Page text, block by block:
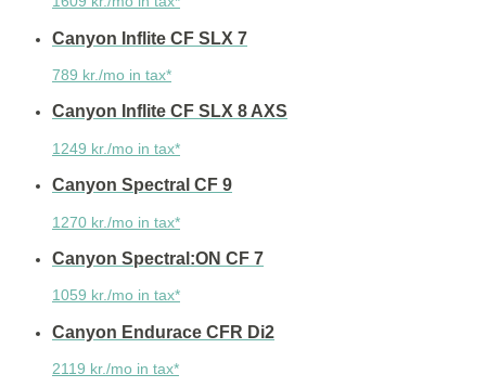
Canyon Inflite CF SLX 7
789 kr./mo in tax*
Canyon Inflite CF SLX 8 AXS
1249 kr./mo in tax*
Canyon Spectral CF 9
1270 kr./mo in tax*
Canyon Spectral:ON CF 7
1059 kr./mo in tax*
Canyon Endurace CFR Di2
2119 kr./mo in tax*